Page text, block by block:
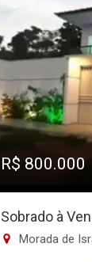
R$ 800.000
Sobrado à
Morada de